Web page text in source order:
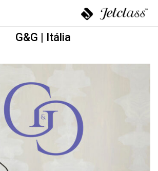
G&G | Itália